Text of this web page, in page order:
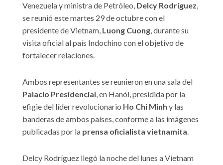
Venezuela y ministra de Petróleo, Delcy Rodríguez,
se reunió este martes 29 de octubre con el
presidente de Vietnam, Luong Cuong, durante su
visita oficial al país Indochino con el objetivo de
fortalecer relaciones.
Ambos representantes se reunieron en una sala del
Palacio Presidencial, en Hanói, presidida por la
efigie del líder revolucionario Ho Chi Minh y las
banderas de ambos países, conforme a las imágenes
publicadas por la prensa oficialista vietnamita.
Delcy Rodríguez llegó la noche del lunes a Vietnam